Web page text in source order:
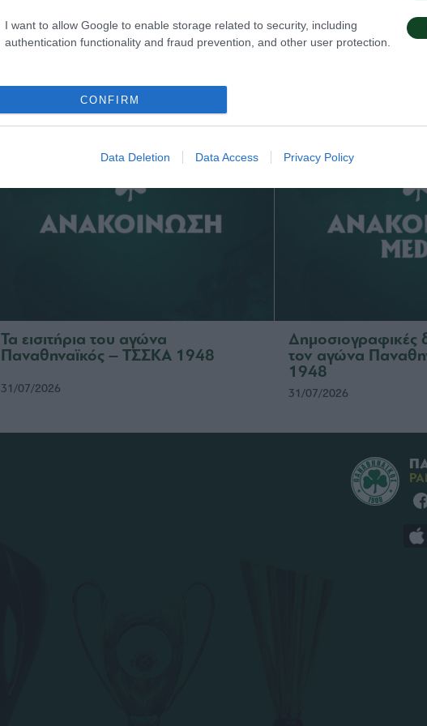
I want to allow Google to enable storage related to security, including
authentication functionality and fraud prevention, and other user protection.
CONFIRM
Data Deletion Data Access Privacy Policy
Η ΠΑΕ Παναθηναϊκός παρουσιάζει
το νέο υπερσύγχρονο πούλμαν της
03/08/2026
Τα εισιτήρια για
1948 –
Τα εισιτήρια του αγώνα
Παναθηναϊκός – ΤΣΣΚΑ 1948
31/07/2026
Δημοσιογραφικές
τον αγώνα
1948
31/07/2026